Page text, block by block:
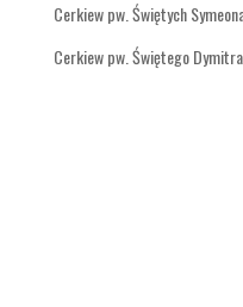
Cerkiew pw. Świętych
Cerkiew pw. Świętego